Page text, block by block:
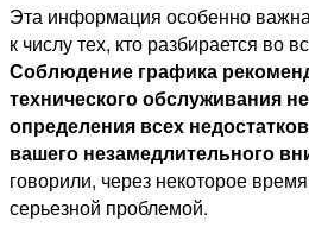
Эта информация особенно
к числу тех, кто разбирается во
Соблюдение графика
технического обслуживания
определения всех
вашего незамедлительного
говорили, через некоторое
серьезной проблемой.